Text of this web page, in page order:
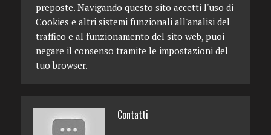
preposte. Navigando questo sito accetti l'uso di
Cookies e altri sistemi funzionali all'analisi del
traffico e al funzionamento del sito web, puoi
negare il consenso tramite le impostazioni del
tuo browser.
Contatti